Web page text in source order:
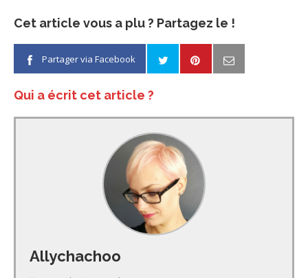
Cet article vous a plu ? Partagez le !
Partager via Facebook
Qui a écrit cet article ?
Allychachoo